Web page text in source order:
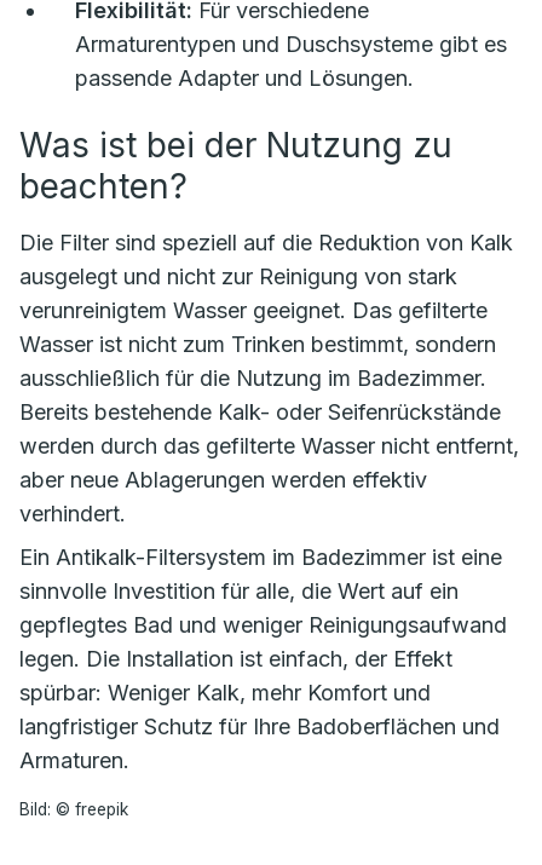
Flexibilität: Für verschiedene
Armaturentypen und Duschsysteme gibt es
passende Adapter und Lösungen.
Was ist bei der Nutzung zu
beachten?
Die Filter sind speziell auf die Reduktion von Kalk
ausgelegt und nicht zur Reinigung von stark
verunreinigtem Wasser geeignet. Das gefilterte
Wasser ist nicht zum Trinken bestimmt, sondern
ausschließlich für die Nutzung im Badezimmer.
Bereits bestehende Kalk- oder Seifenrückstände
werden durch das gefilterte Wasser nicht entfernt,
aber neue Ablagerungen werden effektiv
verhindert.
Ein Antikalk-Filtersystem im Badezimmer ist eine
sinnvolle Investition für alle, die Wert auf ein
gepflegtes Bad und weniger Reinigungsaufwand
legen. Die Installation ist einfach, der Effekt
spürbar: Weniger Kalk, mehr Komfort und
langfristiger Schutz für Ihre Badoberflächen und
Armaturen.
Bild: © freepik